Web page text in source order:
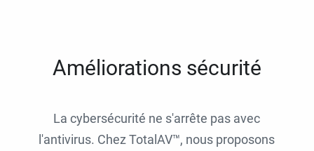
Améliorations sécurité
La cybersécurité ne s'arrête pas avec
l'antivirus. Chez TotalAV™, nous proposons